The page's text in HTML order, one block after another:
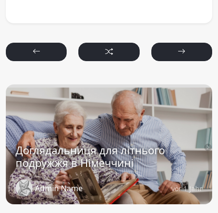
Доглядальниця для літнього
подружжя в Німеччині
Admin Name vor 1 Jahr